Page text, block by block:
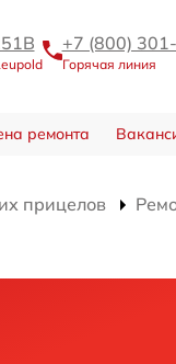
+7 (800)
Горячая линия
ремонта
прицелов